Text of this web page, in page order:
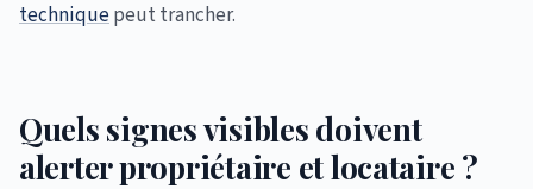
techniquepeut trancher.
Quels signes visibles doivent
alerter propriétaire et locataire ?